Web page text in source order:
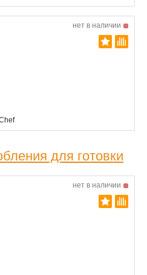
нет в наличии
для готовки
нет в наличии